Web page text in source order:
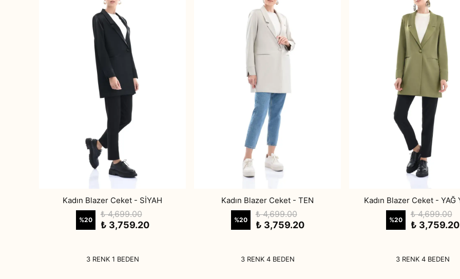
Kadın Blazer Ceket - SİYAH
%20
₺ 4,699.00
₺ 3,759.20
3 RENK 1 BEDEN
Kadın Blazer Ceket - TEN
%20
₺ 4,699.00
₺ 3,759.20
3 RENK 4 BEDEN
Kadın Blazer Ceket - YAĞ
%20
₺ 4,699.00
₺ 3,759.20
3 RENK 4 BEDEN